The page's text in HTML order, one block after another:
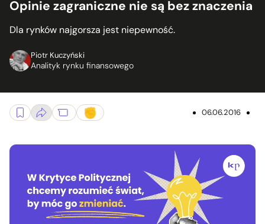
Opinie zagraniczne nie są bez znaczenia
Dla rynków najgorsza jest niepewność.
Piotr Kuczyński
Analityk rynku finansowego
06.06.2016